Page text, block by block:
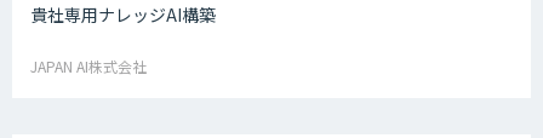
貴社専用ナレッジAI構築
JAPAN AI株式会社